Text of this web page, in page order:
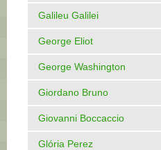
Galileu Galilei
George Eliot
George Washington
Giordano Bruno
Giovanni Boccaccio
Glória Perez